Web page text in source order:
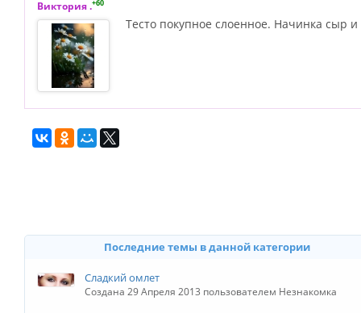
Виктория .+60
Тесто покупное слоенное. Начинка сыр
Последние темы в данной категории
Сладкий омлет
Создана 29 Апреля 2013 пользователем Незнакомка